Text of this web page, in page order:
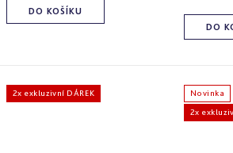
DO KOŠÍKU
DO
2x exkluzivní DÁREK
Novinka
2x